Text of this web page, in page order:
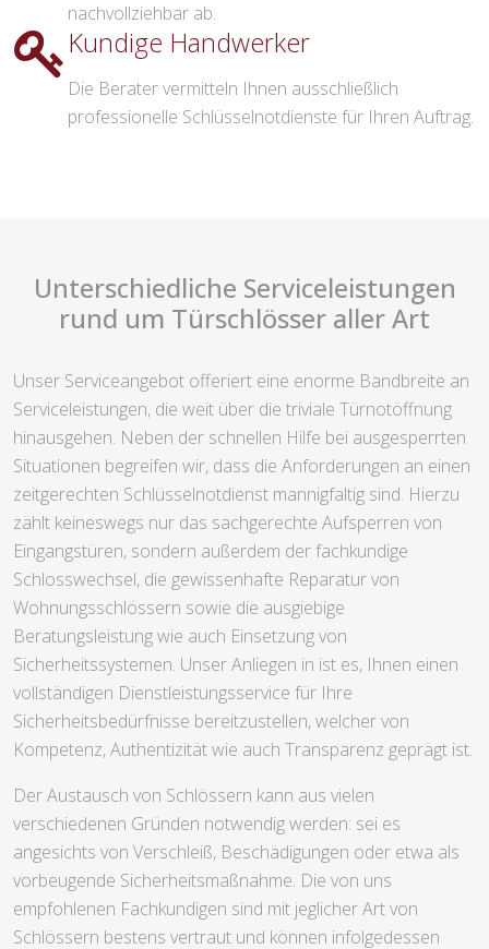
nachvollziehbar ab.
Kundige Handwerker
Die Berater vermitteln Ihnen ausschließlich
professionelle Schlüsselnotdienste für Ihren Auftrag.
Unterschiedliche Serviceleistungen
rund um Türschlösser aller Art
Unser Serviceangebot offeriert eine enorme Bandbreite an
Serviceleistungen, die weit über die triviale Türnotöffnung
hinausgehen. Neben der schnellen Hilfe bei ausgesperrten
Situationen begreifen wir, dass die Anforderungen an einen
zeitgerechten Schlüsselnotdienst mannigfaltig sind. Hierzu
zählt keineswegs nur das sachgerechte Aufsperren von
Eingangstüren, sondern außerdem der fachkundige
Schlosswechsel, die gewissenhafte Reparatur von
Wohnungsschlössern sowie die ausgiebige
Beratungsleistung wie auch Einsetzung von
Sicherheitssystemen. Unser Anliegen in ist es, Ihnen einen
vollständigen Dienstleistungsservice für Ihre
Sicherheitsbedürfnisse bereitzustellen, welcher von
Kompetenz, Authentizität wie auch Transparenz geprägt ist.
Der Austausch von Schlössern kann aus vielen
verschiedenen Gründen notwendig werden: sei es
angesichts von Verschleiß, Beschädigungen oder etwa als
vorbeugende Sicherheitsmaßnahme. Die von uns
empfohlenen Fachkundigen sind mit jeglicher Art von
Schlössern bestens vertraut und können infolgedessen